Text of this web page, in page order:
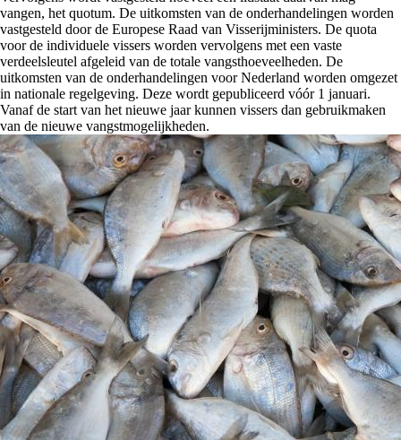
vangen, het quotum. De uitkomsten van de onderhandelingen worden
vastgesteld door de Europese Raad van Visserijministers. De quota
voor de individuele vissers worden vervolgens met een vaste
verdeelsleutel afgeleid van de totale vangsthoeveelheden. De
uitkomsten van de onderhandelingen voor Nederland worden omgezet
in nationale regelgeving. Deze wordt gepubliceerd vóór 1 januari.
Vanaf de start van het nieuwe jaar kunnen vissers dan gebruikmaken
van de nieuwe vangstmogelijkheden.